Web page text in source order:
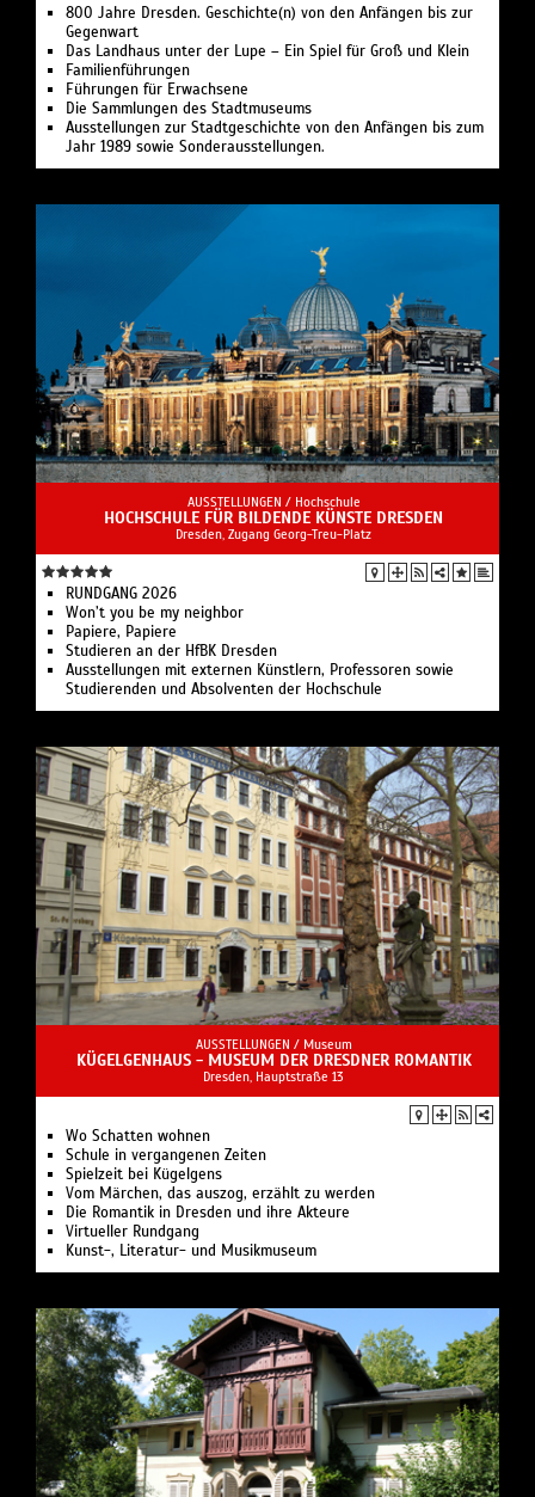
800 Jahre Dresden. Geschichte(n) von den Anfängen bis zur
Gegenwart
Das Landhaus unter der Lupe – Ein Spiel für Groß und Klein
Familienführungen
Führungen für Erwachsene
Die Sammlungen des Stadtmuseums
Ausstellungen zur Stadtgeschichte von den Anfängen bis zum
Jahr 1989 sowie Sonderausstellungen.
AUSSTELLUNGEN / Hochschule
HOCHSCHULE FÜR BILDENDE KÜNSTE DRESDEN
Dresden, Zugang Georg-Treu-Platz
RUNDGANG 2026
Won’t you be my neighbor
Papiere, Papiere
Studieren an der HfBK Dresden
Ausstellungen mit externen Künstlern, Professoren sowie
Studierenden und Absolventen der Hochschule
AUSSTELLUNGEN / Museum
KÜGELGENHAUS - MUSEUM DER DRESDNER ROMANTIK
Dresden, Hauptstraße 13
Wo Schatten wohnen
Schule in vergangenen Zeiten
Spielzeit bei Kügelgens
Vom Märchen, das auszog, erzählt zu werden
Die Romantik in Dresden und ihre Akteure
Virtueller Rundgang
Kunst-, Literatur- und Musikmuseum